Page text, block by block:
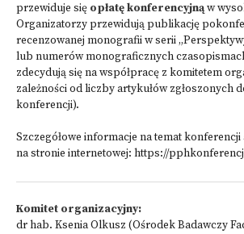
przewiduje się opłatę konferencyjnąw
Organizatorzy przewidują publikację
recenzowanej monografii w serii
lub numerów monograficznych
zdecydują się na współpracę z komitetem
zależności od liczby artykułów zgłoszonych
konferencji).
Szczegółowe informacje na temat
na stronie internetowej: https://
Komitet organizacyjny:
dr hab. Ksenia Olkusz (Ośrodek Badawczy